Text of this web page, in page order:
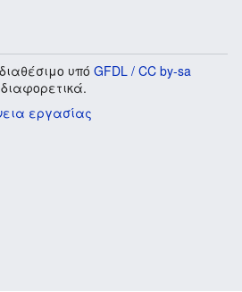
υπό GFDL / CC by-sa
εργασίας